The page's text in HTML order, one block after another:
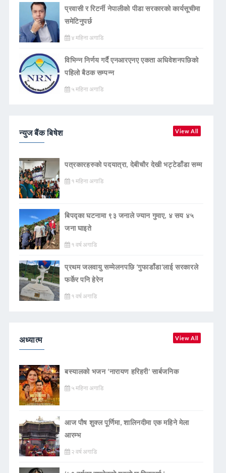
प्रवासी र रिटर्नी नेपालीको पीडा सरकारको कार्यसूचीमा
समेटिनुपर्छ
४ महिना अगाडि
विभिन्न निर्णय गर्दै एनआरएनए एकता अधिवेशनपछिको
पहिलो बैठक सम्पन्न
५ महिना अगाडि
न्युज बैंक बिषेश View All
पत्रकारहरुको पदयात्रा, देबीचौर देखी भट्टेडाँडा सम्म
१ महिना अगाडि
बिपद्का घटनामा ९३ जनाले ज्यान गुमाए, ४ सय ४५
जना घाइते
१ वर्ष अगाडि
प्रथम जलवायु सम्मेलनपछि ‘गुफाडाँडा’लाई सरकारले
फर्केर पनि हेरेन
१ वर्ष अगाडि
अध्यात्म View All
बस्यालको भजन ‘नारायण हरिहरी’ सार्बजनिक
५ महिना अगाडि
आज पौष शुक्ल पूर्णिमा, शालिनदीमा एक महिने मेला
आरम्भ
२ वर्ष अगाडि